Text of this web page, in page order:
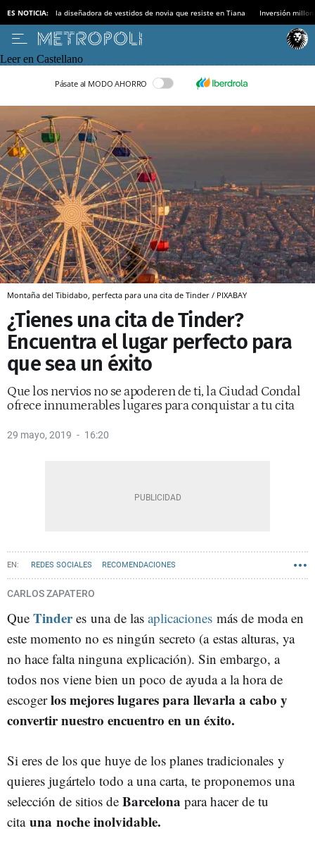
ES NOTICIA: la diseñadora de vestidos de novia que resiste en Tiana Inversión
Leer en Castellano
Pásate al MODO AHORRO
Montaña del Tibidabo, perfecta para una cita de Tinder / PIXABAY
¿Tienes una cita de Tinder?
Encuentra el lugar perfecto para
que sea un éxito
Que los nervios no se apoderen de ti, la Ciudad Condal
ofrece innumerables lugares para conquistar a tu cita
29 mayo, 2019 16:20
REDES SOCIALES RECOMENDACIONES
CARLOS ZAPATERO
Que Tinder es una de las aplicaciones más de moda en
este momento no es ningún secreto (a estas alturas, ya
no hace falta ninguna explicación). Sin embargo, a
todos nos viene bien un poco de ayuda a la hora de
escogerlos mejores lugares para llevarla a cabo y
convertir nuestro encuentro en un éxito.
Si eres de los que huye de los planes tradicionales y
quieres jugártelo todo a una carta, te proponemos una
selección de sitios de Barcelona para hacer de tu
cita una noche inolvidable.